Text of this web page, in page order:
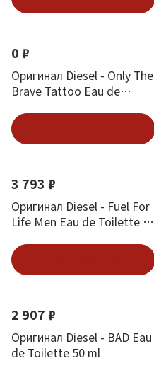
0 ₽
Оригинал Diesel - Only The
Brave Tattoo Eau de
3 793 ₽
Оригинал Diesel - Fuel For
Life Men Eau de Toilette 75
2 907 ₽
Оригинал Diesel - BAD Eau
de Toilette 50 ml